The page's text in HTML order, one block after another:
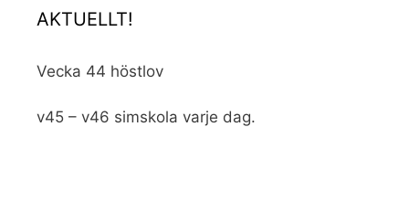
AKTUELLT!
Vecka 44 höstlov
v45 – v46 simskola varje dag.